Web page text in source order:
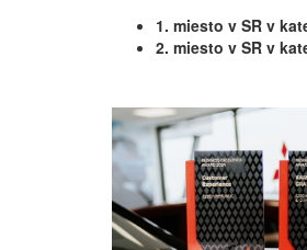
1. miesto v SR v
2. miesto v SR v